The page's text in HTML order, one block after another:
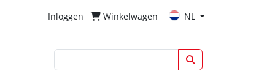
Inloggen Winkelwagen NL